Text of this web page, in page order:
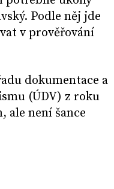
Podle něj jde
v prověřování
dokumentace a
(ÚDV) z roku
ale není šance